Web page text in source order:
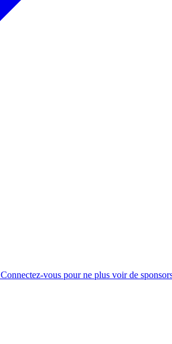
Connectez-vous pour ne plus voir de